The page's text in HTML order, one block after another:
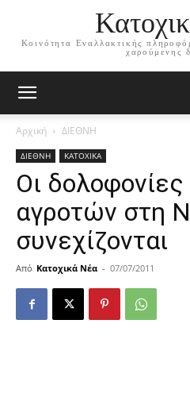
Κοινότητα Εναλλακτικής
χαρούμενης
Αρχική ΔΙΕΘΝΗ
ΔΙΕΘΝΗ ΚΑΤΟΧΙΚΑ
Οι
αγροτών στη
συνεχίζονται
Από Κατοχικά Νέα - 07/07/2011